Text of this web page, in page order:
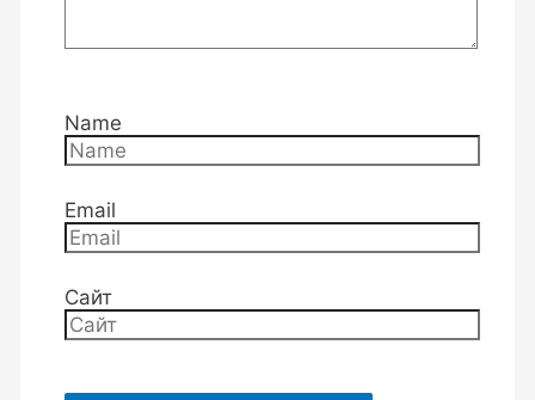
Name
Email
Сайт